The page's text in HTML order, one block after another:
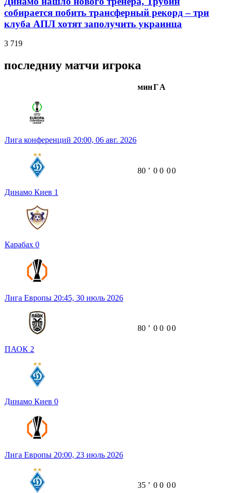
собирается побить трансферный рекорд – три
клуба АПЛ хотят заполучить украинца
3 719
последниу матчи игрока
минГА
Лига конференций 20:00, 06 авг. 2026
Динамо Киев 1
Карабах 0
80 ʼ 0 0 00
Лига Европы 20:45, 30 июль 2026
ПАОК 2
Динамо Киев 0
80 ʼ 0 0 00
Лига Европы 20:00, 23 июль 2026
35 ʼ 0 0 00